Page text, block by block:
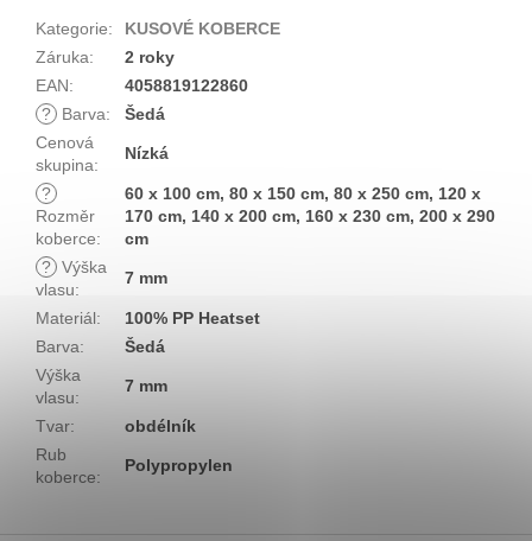
Kategorie:
KUSOVÉ KOBERCE
Záruka:
2 roky
EAN:
4058819122860
?
Barva:
Šedá
Cenová
skupina:
Nízká
?
Rozměr
koberce:
60 x 100 cm, 80 x 150 cm, 80 x 250 cm, 120 x
170 cm, 140 x 200 cm, 160 x 230 cm, 200 x 290
cm
? Výška
vlasu:
7 mm
Materiál:
100% PP Heatset
Barva:
Šedá
Výška
vlasu:
7 mm
Tvar:
obdélník
Rub
koberce:
Polypropylen